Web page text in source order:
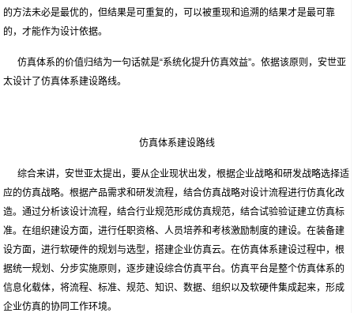
的方法未必是最优的，但结果是可重复的，可以被重现和追溯的结果才是最可靠
的，才能作为设计依据。
仿真体系的价值归结为一句话就是“系统化提升仿真效益”。依据该原则，安世亚
太设计了仿真体系建设路线。
仿真体系建设路线
综合来讲，安世亚太提出，要从企业现状出发，根据企业战略和研发战略选择适
应的仿真战略。根据产品需求和研发流程，结合仿真战略对设计流程进行仿真化改
造。通过分析该设计流程，结合行业规范形成仿真规范，结合试验验证建立仿真标
准。在组织建设方面，进行任职资格、人员培养和考核激励制度的建设。在装备建
设方面，进行软硬件的规划与选型，搭建企业仿真云。在仿真体系建设过程中，根
据统一规划、分步实施原则，逐步建设综合仿真平台。仿真平台是整个仿真体系的
信息化载体，将流程、标准、规范、知识、数据、组织以及软硬件集成起来，形成
企业仿真的协同工作环境。